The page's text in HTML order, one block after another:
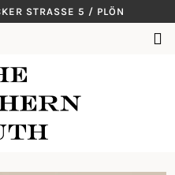
STRASSE 5 / PLÖN
SUCHEN